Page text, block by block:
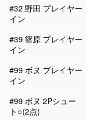
#32 野田 プレイヤー
イン
#39 篠原 プレイヤー
イン
#99 ボヌ プレイヤー
イン
#99 ボヌ 2Pシュー
ト○(2点)